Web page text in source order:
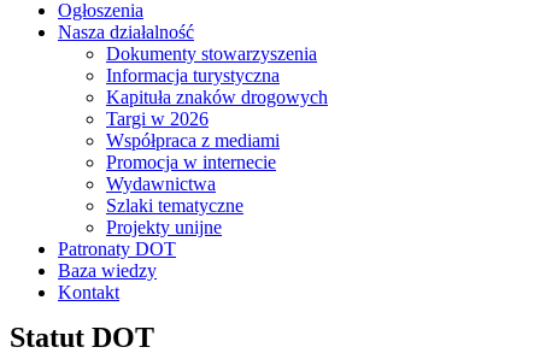
Ogłoszenia
Nasza działalność
Dokumenty stowarzyszenia
Informacja turystyczna
Kapituła znaków drogowych
Targi w 2026
Współpraca z mediami
Promocja w internecie
Wydawnictwa
Szlaki tematyczne
Projekty unijne
Patronaty DOT
Baza wiedzy
Kontakt
Statut DOT